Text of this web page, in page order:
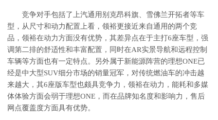
竞争对手包括了上汽通用别克昂科旗、雪佛兰开拓者等车
型，从尺寸和动力配置上看，领裕更接近来自通用的两个竞
品，领裕在动力方面没有优势，其差异点在于主打6座车型，强
调第二排的舒适性和丰富配置，同时在AR实景导航和远程控制
车辆等方面也有一定特点。另外属于新能源阵营的理想ONE已
经是中大型SUV细分市场的销量冠军，对传统燃油车的冲击越
来越大，其6座版车型也颇具竞争力，领裕在动力，能耗和多媒
体体验方面会弱于理想ONE，而在品牌知名度和影响力，售后
网点覆盖度方面具有优势。